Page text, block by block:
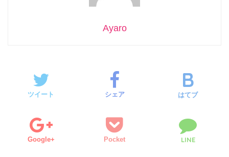
Ayaro
ツイート シェア はてブ
Google+ Pocket LINE